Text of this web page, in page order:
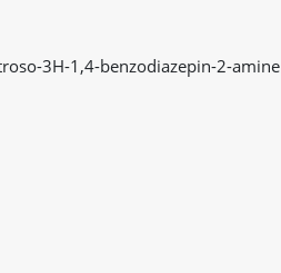
3H-1,4-benzodiazepin-2-amine